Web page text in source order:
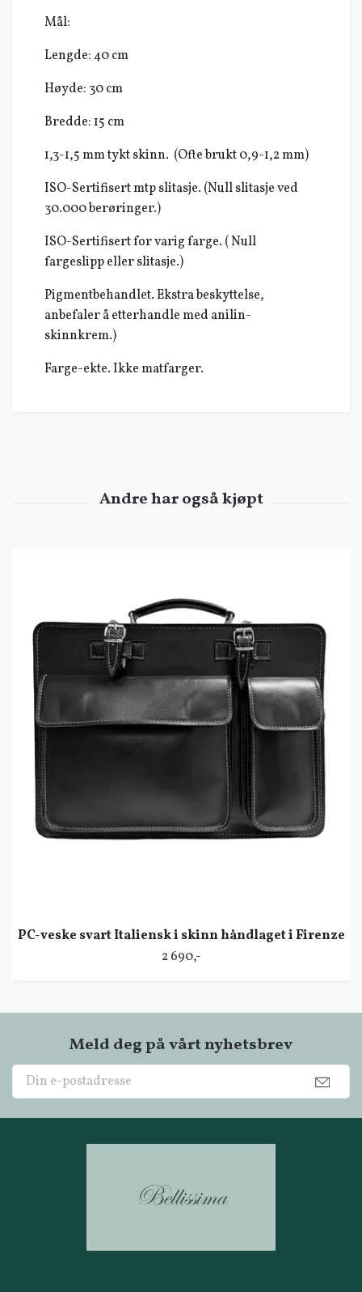
Mål:
Lengde: 40 cm
Høyde: 30 cm
Bredde: 15 cm
1,3-1,5 mm tykt skinn. (Ofte brukt 0,9-1,2 mm)
ISO-Sertifisert mtp slitasje. (Null slitasje ved
30.000 berøringer.)
ISO-Sertifisert for varig farge. ( Null
fargeslipp eller slitasje.)
Pigmentbehandlet. Ekstra beskyttelse,
anbefaler å etterhandle med anilin-
skinnkrem.)
Farge-ekte. Ikke matfarger.
PC-veske svart Italiensk i skinn håndlaget i Firenze
2 690,-
Meld deg på vårt nyhetsbrev